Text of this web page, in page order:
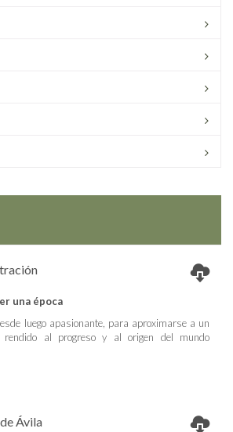
una época
luego apasionante, para aproximarse a un
rendido al progreso y al origen del mundo
Ávila